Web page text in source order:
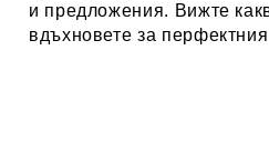
и предложения. Вижте
вдъхновете за